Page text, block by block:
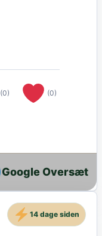
(0) (0)
Google Oversæt
14 dage siden